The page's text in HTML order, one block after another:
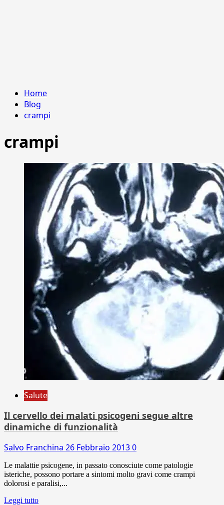
Home
Blog
crampi
crampi
Salute
Il cervello dei malati psicogeni segue altre
dinamiche di funzionalità
Salvo Franchina 26 Febbraio 20130
Le malattie psicogene, in passato conosciute come patologie
isteriche, possono portare a sintomi molto gravi come crampi
dolorosi e paralisi,...
Leggi tutto